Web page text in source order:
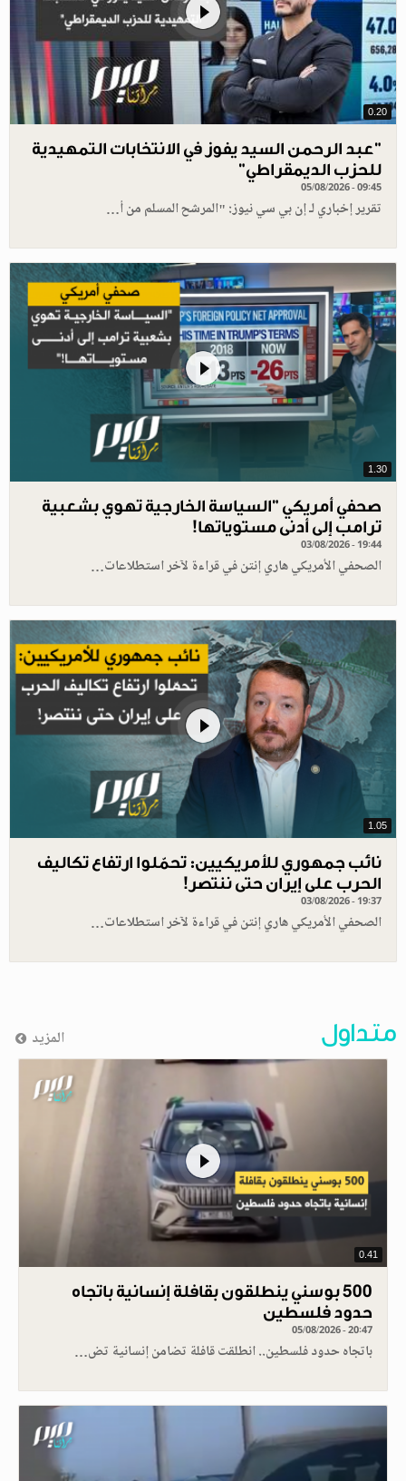
0.20
"عبد الرحمن السيد يفوز في الانتخابات التمهيدية
للحزب الديمقراطي"
05/08/2026 - 09:45
تقرير إخباري لـ إن بي سي نيوز: "المرشح المسلم من أ…
1.30
صحفي أمريكي "السياسة الخارجية تهوي بشعبية
ترامب إلى أدنى مستوياتها!
03/08/2026 - 19:44
الصحفي الأمريكي هاري إنتن في قراءة لآخر استطلاعات…
1.05
نائب جمهوري للأمريكيين: تحمّلوا ارتفاع تكاليف
الحرب على إيران حتى ننتصر!
03/08/2026 - 19:37
الصحفي الأمريكي هاري إنتن في قراءة لآخر استطلاعات…
متداول المزيد
0.41
500 بوسني ينطلقون بقافلة إنسانية باتجاه
حدود فلسطين
05/08/2026 - 20:47
باتجاه حدود فلسطين.. انطلقت قافلة تضامن إنسانية تض…